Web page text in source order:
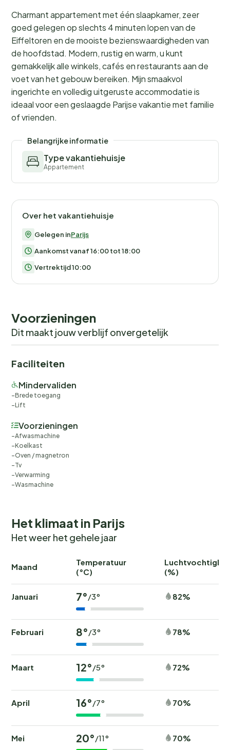
Charmant appartement met één slaapkamer, zeer
goed gelegen op slechts 4 minuten lopen van de
Eiffeltoren en de mooiste bezienswaardigheden van
de hoofdstad. Modern, rustig en warm, u kunt
gemakkelijk alle winkels, cafés en restaurants aan de
voet van het gebouw bereiken. Mijn smaakvol
ingerichte en volledig uitgeruste accommodatie is
ideaal voor een geslaagde Parijse vakantie met familie
of vrienden.
Belangrijke informatie
Type vakantiehuisje
Appartement
Over het vakantiehuisje
Gelegen inParijs
Aankomst vanaf 16:00 tot 18:00
Vertrektijd 10:00
Voorzieningen
Dit maakt jouw verblijf onvergetelijk
Faciliteiten
Mindervaliden
Brede toegang
Lift
Voorzieningen
Afwasmachine
Koelkast
Oven / magnetron
Tv
Verwarming
Wasmachine
Het klimaat in Parijs
Het weer het gehele jaar
Maand
Temperatuur
(°C)
(%)
Januari 7°/3° 82%
Februari 8°/3° 78%
Maart 12°/5° 72%
April 16°/7° 70%
Mei 20°/11° 70%